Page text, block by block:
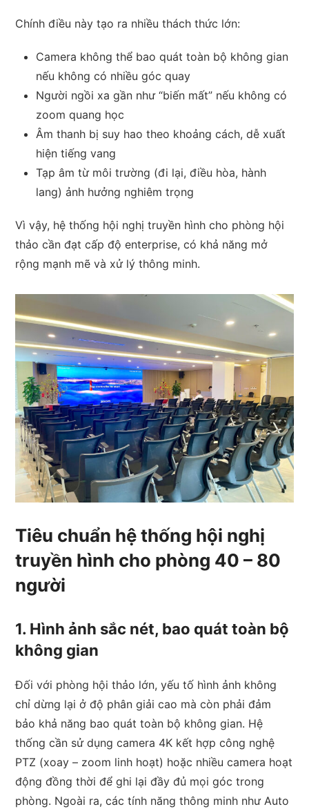
Chính điều này tạo ra nhiều thách thức lớn:
Camera không thể bao quát toàn bộ không gian
nếu không có nhiều góc quay
Người ngồi xa gần như “biến mất” nếu không có
zoom quang học
Âm thanh bị suy hao theo khoảng cách, dễ xuất
hiện tiếng vang
Tạp âm từ môi trường (đi lại, điều hòa, hành
lang) ảnh hưởng nghiêm trọng
Vì vậy, hệ thống hội nghị truyền hình cho phòng hội
thảo cần đạt cấp độ enterprise, có khả năng mở
rộng mạnh mẽ và xử lý thông minh.
Tiêu chuẩn hệ thống hội nghị
truyền hình cho phòng 40 – 80
người
1. Hình ảnh sắc nét, bao quát toàn bộ
không gian
Đối với phòng hội thảo lớn, yếu tố hình ảnh không
chỉ dừng lại ở độ phân giải cao mà còn phải đảm
bảo khả năng bao quát toàn bộ không gian. Hệ
thống cần sử dụng camera 4K kết hợp công nghệ
PTZ (xoay – zoom linh hoạt) hoặc nhiều camera hoạt
động đồng thời để ghi lại đầy đủ mọi góc trong
phòng. Ngoài ra, các tính năng thông minh như Auto